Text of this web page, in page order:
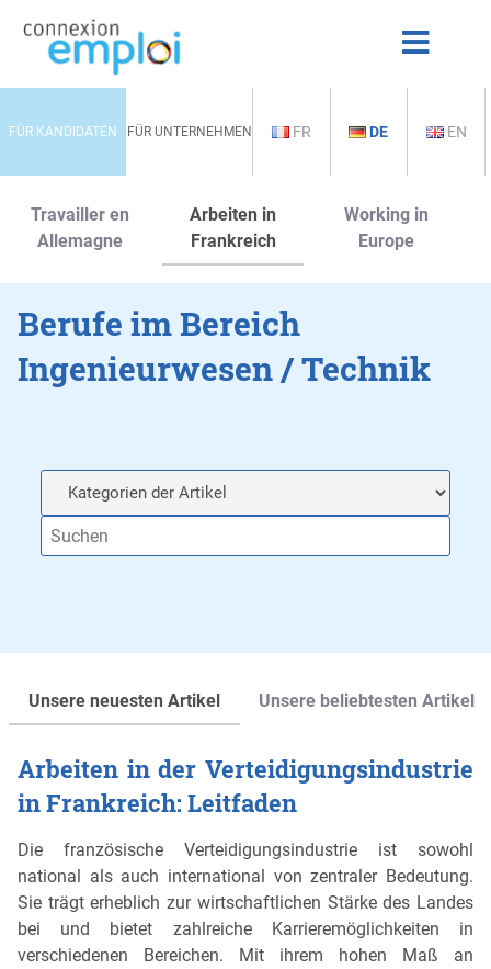
FÜR KANDIDATEN FÜR UNTERNEHMEN FR DE EN
Travailler en
Allemagne
Arbeiten in
Frankreich
Working in
Europe
Berufe im Bereich
Ingenieurwesen / Technik
Unsere neuesten Artikel Unsere beliebtesten Artikel
Arbeiten in der Verteidigungsindustrie
in Frankreich: Leitfaden
Die französische Verteidigungsindustrie ist sowohl
national als auch international von zentraler Bedeutung.
Sie trägt erheblich zur wirtschaftlichen Stärke des Landes
bei und bietet zahlreiche Karrieremöglichkeiten in
verschiedenen Bereichen. Mit ihrem hohen Maß an